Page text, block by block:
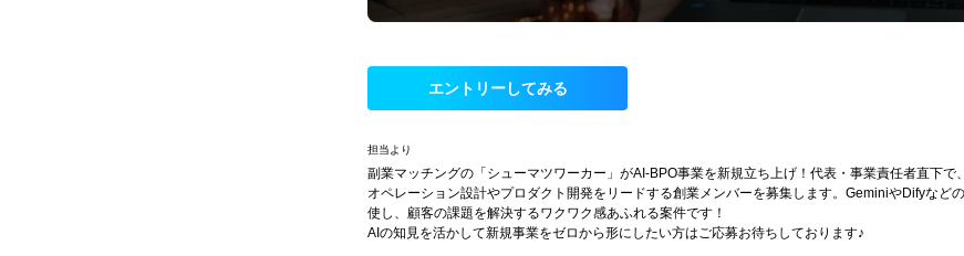
エントリーしてみる
担当より
副業マッチングの「シューマツワーカー」がAI-BPO事業を新規立ち上げ！代表・事業責任者直下で
オペレーション設計やプロダクト開発をリードする創業メンバーを募集します。GeminiやDifyなど
使し、顧客の課題を解決するワクワク感あふれる案件です！
AIの知見を活かして新規事業をゼロから形にしたい方はご応募お待ちしております♪